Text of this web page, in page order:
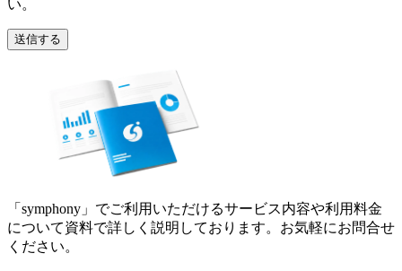
い。
送信する
「symphony」でご利用いただけるサービス内容や利用料金
について資料で詳しく説明しております。お気軽にお問合せ
ください。